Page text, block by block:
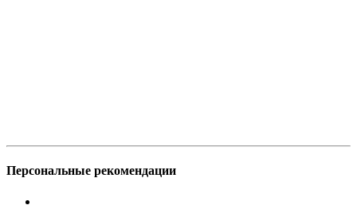
Персональные рекомендации